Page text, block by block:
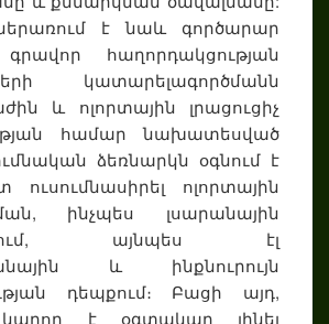
է նաև գործարար
գրավոր հաղորդակցության
կատարելագործմանն
և ոլորտային լրացուցիչ
համար նախատեսված
ձեռնարկն օգնում է
ուսումնասիրել ոլորտային
ինչպես լսարանային
այնպես էլ
և ինքնուրույն
դեպքում։ Բացի այդ,
է օգտակար լինել